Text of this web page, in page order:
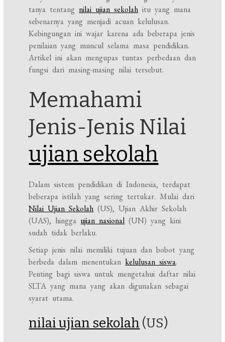
tanya tentang nilai ujian sekolah itu yang mana
sebenarnya yang menjadi acuan kelulusan.
Kebingungan ini wajar karena ada beberapa jenis
penilaian yang muncul selama masa pendidikan.
Artikel ini akan mengupas tuntas perbedaan dan
fungsi dari masing-masing nilai tersebut.
Memahami
Jenis-Jenis Nilai
ujian sekolah
Dalam sistem pendidikan di Indonesia, terdapat
beberapa istilah yang sering tertukar. Mulai dari
Nilai Ujian Sekolah (US), Ujian Akhir Sekolah
(UAS), hingga ujian nasional (UN) yang kini
sudah tidak berlaku.
Setiap jenis nilai memiliki tujuan dan bobot yang
berbeda dalam menentukan kelulusan siswa.
Penting bagi siswa untuk mengetahui daftar nilai
SLTA yang mana yang akan digunakan sebagai
syarat utama.
nilai ujian sekolah (US)